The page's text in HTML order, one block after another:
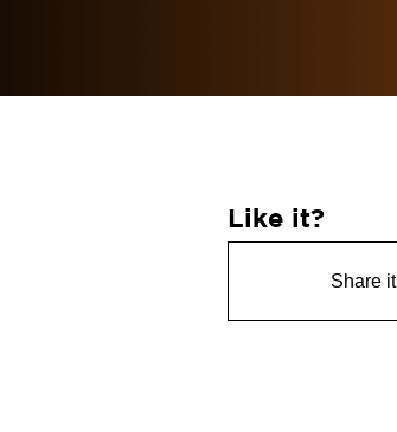
Like it?
Share it